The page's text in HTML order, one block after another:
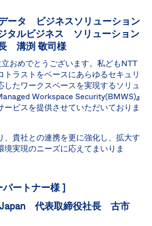
ータ ビジネスソリューション
タルビジネス ソリューション
溝渕 敬司様
立おめでとうございます。私どもNTT
トラストをベースにあらゆるセキュリ
したワークスペースを実現するソリュ
Workspace Security(BMWS)』
ービスを提供させていただいておりま
、貴社との連携を更に強化し、拡大す
境実現のニーズに応えてまいりま
ートナー様 ]
Japan 代表取締役社長 古市